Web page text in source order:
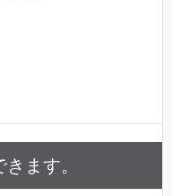
ます。